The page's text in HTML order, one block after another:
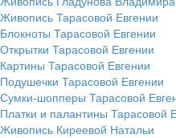
Живопись Тарасовой Евгении
Блокноты Тарасовой Евгении
Открытки Тарасовой Евгении
Картины Тарасовой Евгении
Подушечки Тарасовой Евгении
Сумки-шопперы Тарасовой
Платки и палантины Тарасовой
Живопись Киреевой Натальи